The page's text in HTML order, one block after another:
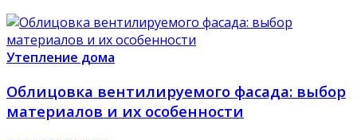
Утепление дома
Облицовка вентилируемого фасада: выбор
материалов и их особенности